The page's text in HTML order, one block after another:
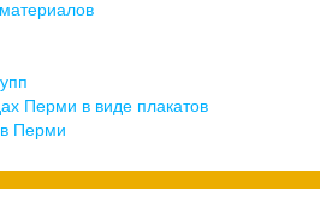
Перми в виде плакатов
Перми